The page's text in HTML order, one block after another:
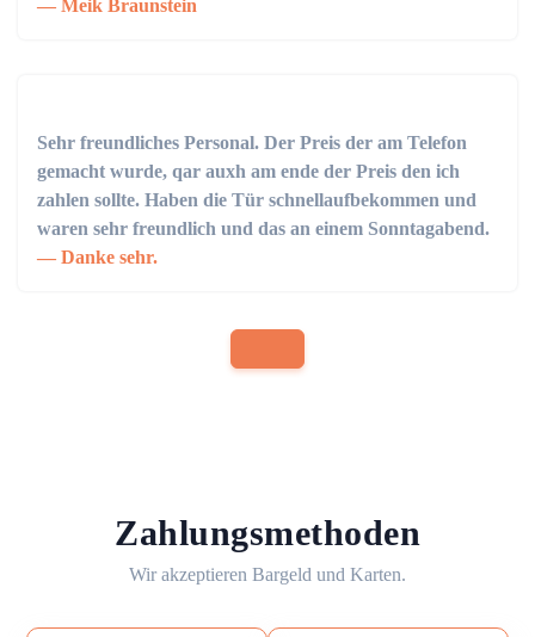
Meik Braunstein
Sehr freundliches Personal. Der Preis der am Telefon
gemacht wurde, qar auxh am ende der Preis den ich
zahlen sollte. Haben die Tür schnellaufbekommen und
waren sehr freundlich und das an einem Sonntagabend.
Danke sehr.
Zahlungsmethoden
Wir akzeptieren Bargeld und Karten.